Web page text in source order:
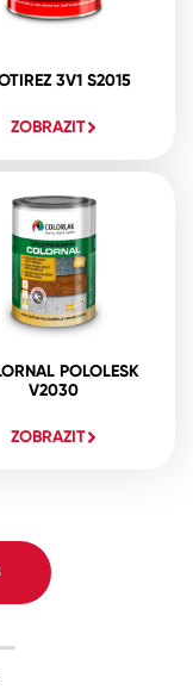
3V1 S2015
ZOBRAZIT
POLOLESK
V2030
ZOBRAZIT